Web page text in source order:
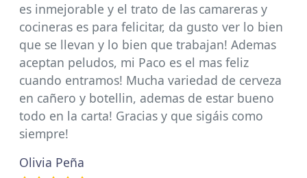
es inmejorable y el trato de las camareras y
cocineras es para felicitar, da gusto ver lo bien
que se llevan y lo bien que trabajan! Ademas
aceptan peludos, mi Paco es el mas feliz
cuando entramos! Mucha variedad de cerveza
en cañero y botellin, ademas de estar bueno
todo en la carta! Gracias y que sigáis como
siempre!
Olivia Peña